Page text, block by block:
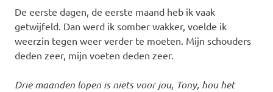
De eerste dagen, de eerste maand heb ik vaak
getwijfeld. Dan werd ik somber wakker, voelde ik
weerzin tegen weer verder te moeten. Mijn schouders
deden zeer, mijn voeten deden zeer.
Drie maanden lopen is niets voor jou, Tony, hou het